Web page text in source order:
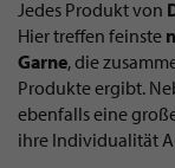
Jedes Produkt von
Hier treffen feinste
Garne, die
Produkte ergibt.
ebenfalls eine
ihre Individualität